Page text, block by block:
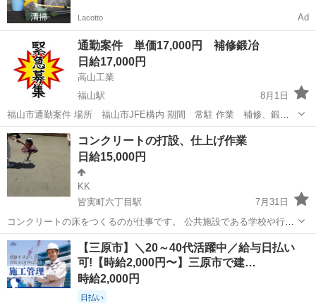
Lacotto Ad
通勤案件 単価17,000円 補修鍛冶
日給17,000円
高山工業
福山駅
8月1日
福山市通勤案件 場所 福山市JFE構内 期間 常駐 作業 補修、鍛冶
単価 17,000円 資格 車の免許と玉掛けは必須 ガス、アークも
あれば尚よしです。 人数 2.3名 その他 元請け社保加入になりま
す。 先...
広島 福山市 福山駅 その他 鍛冶
コンクリートの打設、仕上げ作業
日給15,000円
KK
皆実町六丁目駅
7月31日
コンクリートの床をつくるのが仕事です。 公共施設である学校や行政
施設、高層ビル、駐車場、住宅の外構などの床のコンクリートを仕上
げる仕事をしています。 コンクリートを流し込んだ後に平にし、 押さ
えるという作業を行います。...
広島 広島市 皆実町六丁目駅 その他 床面積
【三原市】＼20～40代活躍中／給与日払い
可!【時給2,000円〜】三原市で建…
時給2,000円
日払い